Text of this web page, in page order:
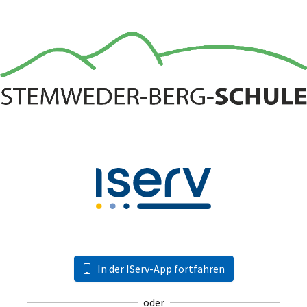
In der IServ-App fortfahren
oder